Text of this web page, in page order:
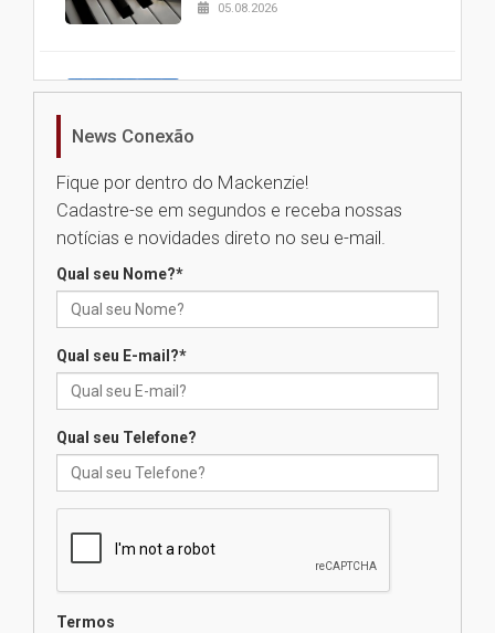
05.08.2026
Universidade Mackenzie
Seminário discute desafios
das novas tecnologias em
calouros do segundo semestre
Brasília prepara seus
mesmo do Ensino Médio
News Conexão
Fique por dentro do Mackenzie!
Cadastre-se em segundos e receba nossas
notícias e novidades direto no seu e-mail.
Qual seu Nome?*
Qual seu E-mail?*
Qual seu Telefone?
Termos